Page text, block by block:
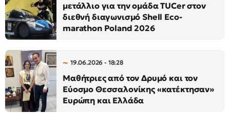
μετάλλιο για την ομάδα TUCer στον
διεθνή διαγωνισμό Shell Eco-
marathon Poland 2026
19.06.2026 - 18:28
Μαθήτριες από τον Δρυμό και τον
Εύοσμο Θεσσαλονίκης «κατέκτησαν»
Ευρώπη και Ελλάδα